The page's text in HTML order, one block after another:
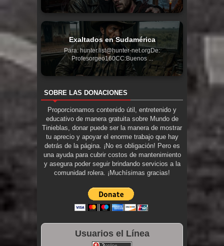
Exaltados en Sudamérica
Para: hunter.list@hunter-net.orgDe:
Profesorgeo160CC:Buenos ...
SOBRE LAS DONACIONES
Proporcionamos contenido útil, entretenido y
educativo de manera gratuita sobre Mundo de
Tinieblas, donar puede ser la manera de mostrar
tu aprecio y apoyar el enorme trabajo que hay
detrás de la página. ¡No es obligación! Pero es
una ayuda para cubrir costos de mantenimiento
y asegura poder seguir brindando servicios a la
comunidad rolera. ¡Muchísimas gracias!
Usuarios el Línea